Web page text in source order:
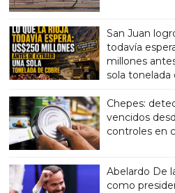
San Juan
todavía
millones
sola tonelada
Chepes:
vencidos
controles en
Abelardo De
como